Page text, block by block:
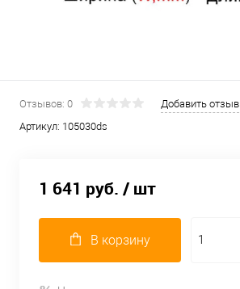
Отзывов: 0
Добавить отзыв
Артикул: 105030ds
1 641 руб. / шт
В корзину